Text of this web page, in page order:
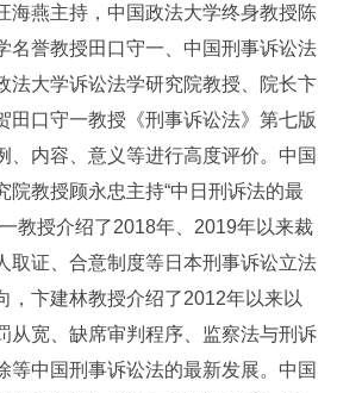
海燕主持，中国政法大学终身教授陈
名誉教授田口守一、中国刑事诉讼法
法大学诉讼法学研究院教授、院长卞
田口守一教授《刑事诉讼法》第七版
、内容、意义等进行高度评价。中国
院教授顾永忠主持“中日刑诉法的最
教授介绍了2018年、2019年以来裁
取证、合意制度等日本刑事诉讼立法
，卞建林教授介绍了2012年以来以
从宽、缺席审判程序、监察法与刑诉
等中国刑事诉讼法的最新发展。中国